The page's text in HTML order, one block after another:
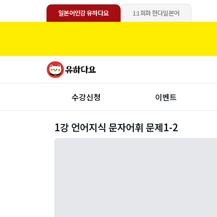
일본어인강 유하다요 1:1회화 한다일본어
수강신청 이벤트
1강 언어지식 문자어휘 문제1-2